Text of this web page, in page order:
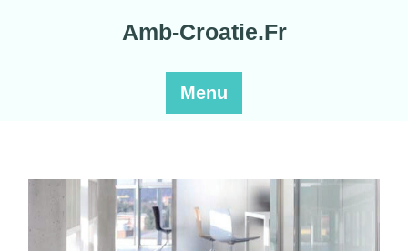
Amb-Croatie.Fr
Menu